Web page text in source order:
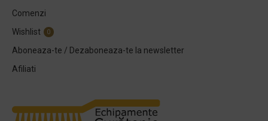
Comenzi
Wishlist
0
Aboneaza-te / Dezaboneaza-te la newsletter
Afiliati